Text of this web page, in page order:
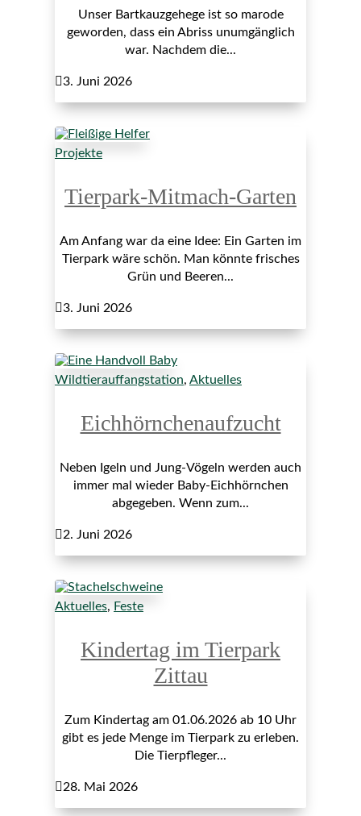
Unser Bartkauzgehege ist so marode
geworden, dass ein Abriss unumgänglich
war. Nachdem die...
3. Juni 2026
Projekte
Tierpark-Mitmach-Garten
Am Anfang war da eine Idee: Ein Garten im
Tierpark wäre schön. Man könnte frisches
Grün und Beeren...
3. Juni 2026
Wildtierauffangstation, Aktuelles
Eichhörnchenaufzucht
Neben Igeln und Jung-Vögeln werden auch
immer mal wieder Baby-Eichhörnchen
abgegeben. Wenn zum...
2. Juni 2026
Aktuelles, Feste
Kindertag im Tierpark
Zittau
Zum Kindertag am 01.06.2026 ab 10 Uhr
gibt es jede Menge im Tierpark zu erleben.
Die Tierpfleger...
28. Mai 2026